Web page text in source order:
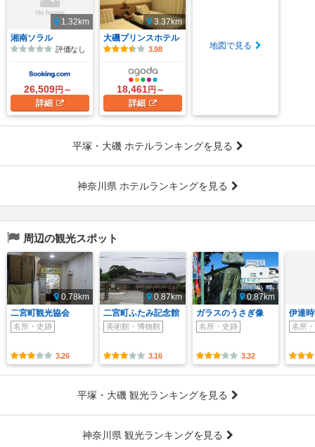
1.32km
湘南ソラル
評価なし
26,509円～
詳細
3.37km
大磯プリンスホテル
3.98
18,461円～
詳細
地図で見る
平塚・大磯 ホテルランキングを見る
神奈川県 ホテルランキングを見る
周辺の観光スポット
0.78km
二宮町観光協会
名所・史跡
3.26
0.87km
二宮町ふたみ記念館
美術館・博物館
3.16
0.87km
ガラスのうさぎ像
名所・史跡
3.32
伊達
名所
平塚・大磯 観光ランキングを見る
神奈川県 観光ランキングを見る